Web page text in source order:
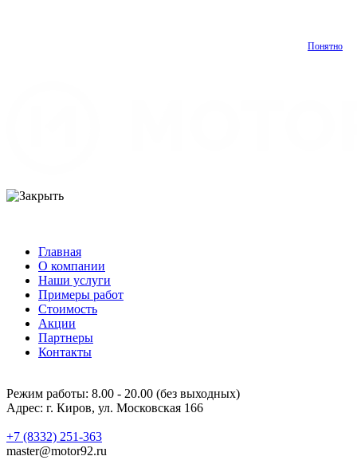
Понятно
Главная
О компании
Наши услуги
Примеры работ
Стоимость
Акции
Партнеры
Контакты
Режим работы: 8.00 - 20.00 (без выходных)
Адрес: г. Киров, ул. Московская 166
+7 (8332) 251-363
master@motor92.ru